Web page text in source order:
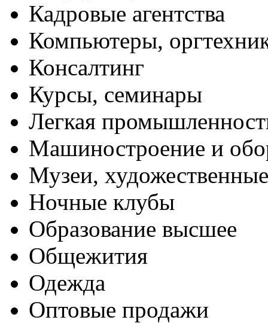
Кадровые агентства
Компьютеры,
Консалтинг
Курсы, семинары
Легкая
Машиностроение и
Музеи,
Ночные клубы
Образование высшее
Общежития
Одежда
Оптовые продажи